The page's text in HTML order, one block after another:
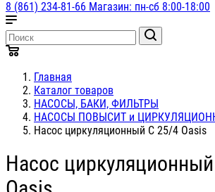
8 (861) 234-81-66 Магазин: пн-сб 8:00-18:00
Главная
Каталог товаров
НАСОСЫ, БАКИ, ФИЛЬТРЫ
НАСОСЫ ПОВЫСИТ и
Насос циркуляционный С 25/4 Oasis
Насос